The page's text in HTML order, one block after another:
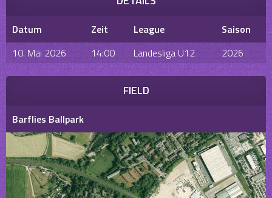
Datum Zeit League
Saison
10. Mai 2026
14:00 Landesliga U12 2026
FIELD
Barflies Ballpark